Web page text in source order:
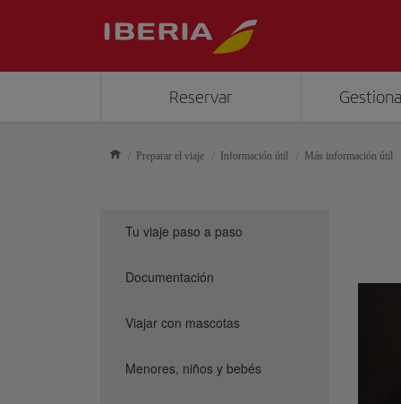
Reservar
Preparar el viaje Información útil Más información útil
Tu viaje paso a paso
Documentación
Viajar con mascotas
Menores, niños y bebés